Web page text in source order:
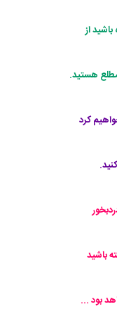
از
هستید.
کرد
باشید
بود ...